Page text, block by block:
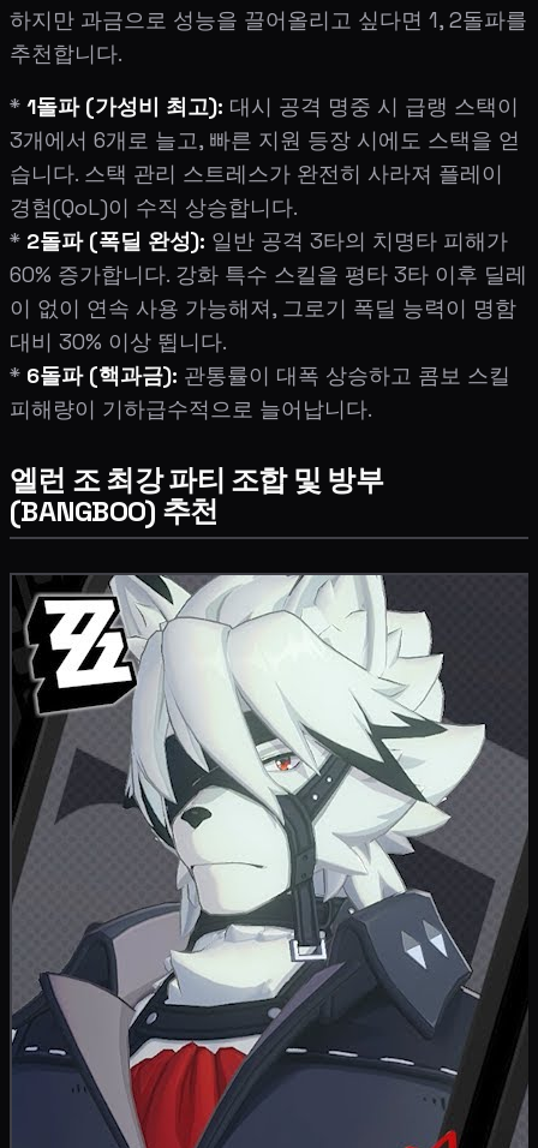
하지만 과금으로 성능을 끌어올리고 싶다면 1, 2돌파를
추천합니다.
* 1돌파 (가성비 최고): 대시 공격 명중 시 급랭 스택이
3개에서 6개로 늘고, 빠른 지원 등장 시에도 스택을 얻
습니다. 스택 관리 스트레스가 완전히 사라져 플레이
경험(QoL)이 수직 상승합니다.
* 2돌파 (폭딜 완성): 일반 공격 3타의 치명타 피해가
60% 증가합니다. 강화 특수 스킬을 평타 3타 이후 딜레
이 없이 연속 사용 가능해져, 그로기 폭딜 능력이 명함
대비 30% 이상 뜁니다.
* 6돌파 (핵과금): 관통률이 대폭 상승하고 콤보 스킬
피해량이 기하급수적으로 늘어납니다.
엘런 조 최강 파티 조합 및 방부
(BANGBOO) 추천